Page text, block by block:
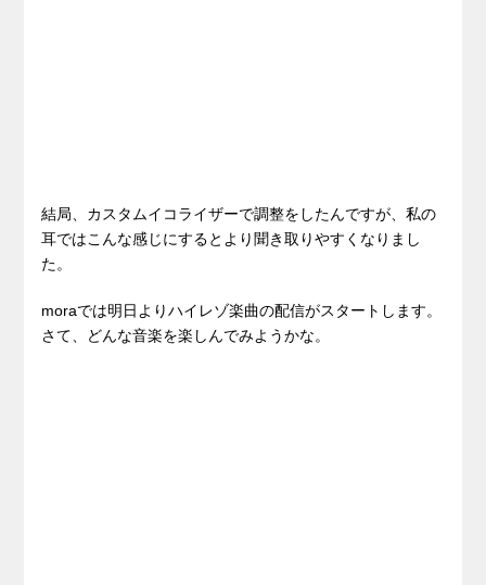
結局、カスタムイコライザーで調整をしたんですが、私の
耳ではこんな感じにするとより聞き取りやすくなりまし
た。
moraでは明日よりハイレゾ楽曲の配信がスタートします。
さて、どんな音楽を楽しんでみようかな。